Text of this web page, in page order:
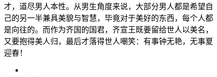
才，道尽男人本性。从男生角度来说，大部分男人都是希望自
己的另一半兼具美貌与智慧，毕竟对于美好的东西，每个人都
是向往的。而作为齐国的国君，齐宣王既要留给世人以美名，
又要抱得美人归，最后才落得世人嘲笑：有事钟无艳，无事夏
迎春！